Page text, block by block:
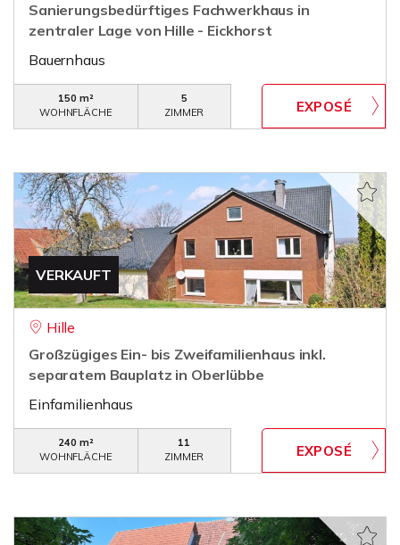
Sanierungsbedürftiges Fachwerkhaus in
zentraler Lage von Hille - Eickhorst
Bauernhaus
150 m²
WOHNFLÄCHE
5
ZIMMER
VERKAUFT
Hille
Großzügiges Ein- bis Zweifamilienhaus inkl.
separatem Bauplatz in Oberlübbe
Einfamilienhaus
240 m²
WOHNFLÄCHE
11
ZIMMER